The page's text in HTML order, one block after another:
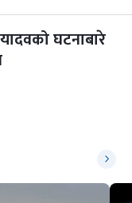
घटनाबारे